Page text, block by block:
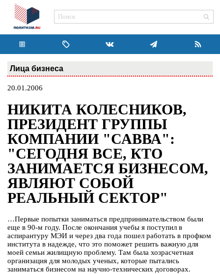
Лица бизнеса
20.01.2006
НИКИТА КОЛЕСНИКОВ,
ПРЕЗИДЕНТ ГРУППЫ
КОМПАНИИ "САВВА":
"СЕГОДНЯ ВСЕ, КТО
ЗАНИМАЕТСЯ БИЗНЕСОМ,
ЯВЛЯЮТ СОБОЙ
РЕАЛЬНЫЙ СЕКТОР"
…Первые попытки заниматься предпринимательством были
еще в 90-м году. После окончания учебы я поступил в
аспирантуру МЭИ и через два года пошел работать в профком
института в надежде, что это поможет решить важную для
моей семьи жилищную проблему. Там была хозрасчетная
организация для молодых ученых, которые пытались
заниматься бизнесом на научно-технических договорах.